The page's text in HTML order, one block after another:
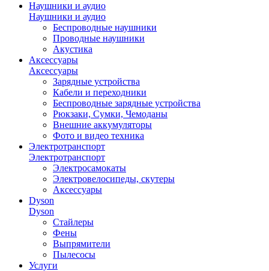
Наушники и аудио
Наушники и аудио
Беспроводные наушники
Проводные наушники
Акустика
Аксессуары
Аксессуары
Зарядные устройства
Кабели и переходники
Беспроводные зарядные устройства
Рюкзаки, Сумки, Чемоданы
Внешние аккумуляторы
Фото и видео техника
Электротранспорт
Электротранспорт
Электросамокаты
Электровелосипеды, скутеры
Аксессуары
Dyson
Dyson
Стайлеры
Фены
Выпрямители
Пылесосы
Услуги